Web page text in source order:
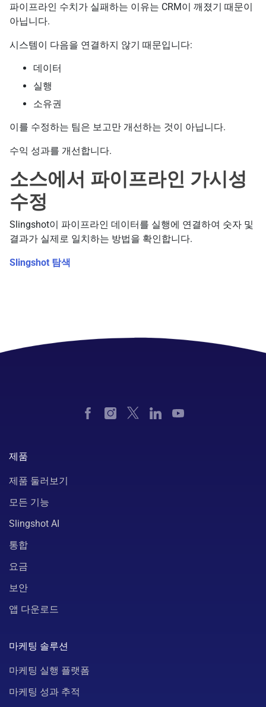
파이프라인 수치가 실패하는 이유는 CRM이 깨졌기 때문이
아닙니다.
시스템이 다음을 연결하지 않기 때문입니다:
데이터
실행
소유권
이를 수정하는 팀은 보고만 개선하는 것이 아닙니다.
수익 성과를 개선합니다.
소스에서 파이프라인 가시성
수정
Slingshot이 파이프라인 데이터를 실행에 연결하여 숫자 및
결과가 실제로 일치하는 방법을 확인합니다.
Slingshot 탐색
제품
제품 둘러보기
모든 기능
Slingshot AI
통합
요금
보안
앱 다운로드
마케팅 솔루션
마케팅 실행 플랫폼
마케팅 성과 추적